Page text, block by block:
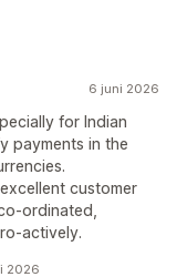
6 juni 2026
for Indian
payments in the
customer
ordinated,
actively.
2026